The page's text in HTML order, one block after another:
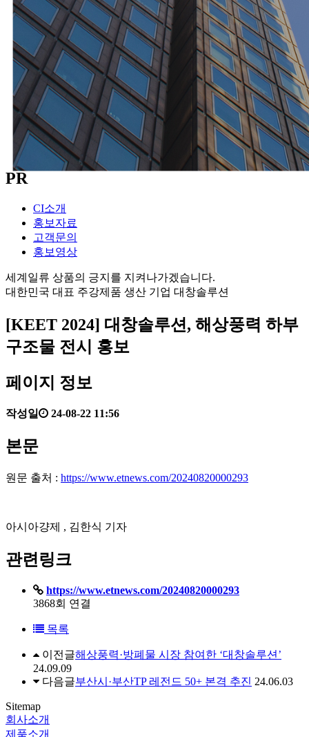
PR
CI소개
홍보자료
고객문의
홍보영상
세계일류 상품의 긍지를 지켜나가겠습니다.
대한민국 대표 주강제품 생산 기업 대창솔루션
[KEET 2024] 대창솔루션, 해상풍력 하부
구조물 전시 홍보
페이지 정보
작성일 24-08-22 11:56
본문
원문 출처 : https://www.etnews.com/20240820000293
아시아걍제 , 김한식 기자
관련링크
https://www.etnews.com/20240820000293
3868회 연결
목록
이전글해상풍력·방폐물 시장 참여한 ‘대창솔루션’
24.09.09
다음글부산시·부산TP 레전드 50+ 본격 추진 24.06.03
Sitemap
회사소개
제품소개